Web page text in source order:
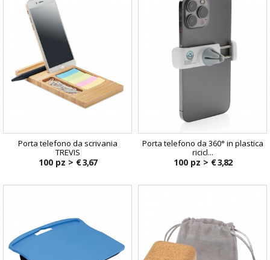
Porta telefono da scrivania
TREVIS
100 pz > € 3,67
Porta telefono da 360° in plastica
ricicl...
100 pz > € 3,82